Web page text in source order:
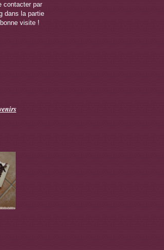
contacter par
dans la partie
visite !